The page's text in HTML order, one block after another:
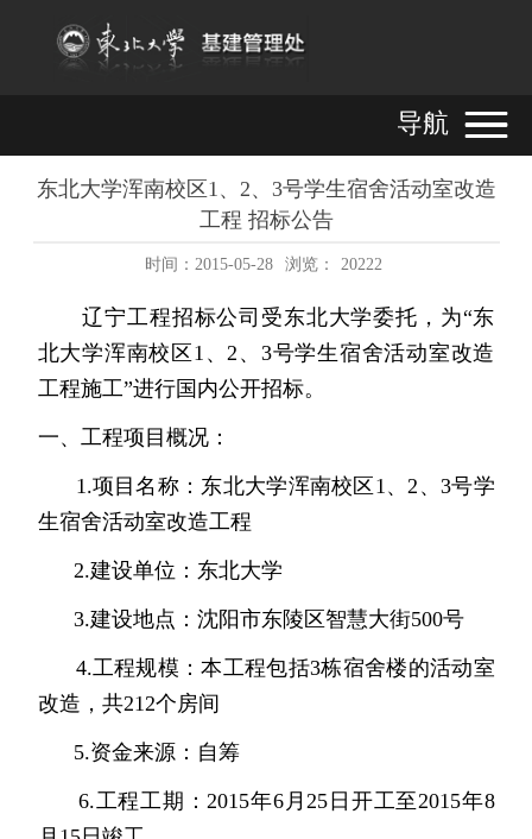
导航
东北大学浑南校区1、2、3号学生宿舍活动室改造
工程 招标公告
时间：2015-05-28 浏览： 20222
辽宁工程招标公司受东北大学委托，为“东
北大学浑南校区1、2、3号学生宿舍活动室改造
工程施工”进行国内公开招标。
一、工程项目概况：
1.项目名称：东北大学浑南校区1、2、3号学
生宿舍活动室改造工程
2.建设单位：东北大学
3.建设地点：沈阳市东陵区智慧大街500号
4.工程规模：本工程包括3栋宿舍楼的活动室
改造，共212个房间
5.资金来源：自筹
6.工程工期： 2015年6月25日开工至2015年8